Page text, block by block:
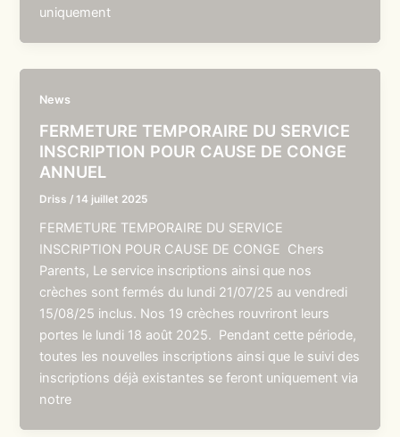
uniquement
News
FERMETURE TEMPORAIRE DU SERVICE
INSCRIPTION POUR CAUSE DE CONGE
ANNUEL
Driss /14 juillet 2025
FERMETURE TEMPORAIRE DU SERVICE
INSCRIPTION POUR CAUSE DE CONGE Chers
Parents, Le service inscriptions ainsi que nos
crèches sont fermés du lundi 21/07/25 au vendredi
15/08/25 inclus. Nos 19 crèches rouvriront leurs
portes le lundi 18 août 2025. Pendant cette période,
toutes les nouvelles inscriptions ainsi que le suivi des
inscriptions déjà existantes se feront uniquement via
notre